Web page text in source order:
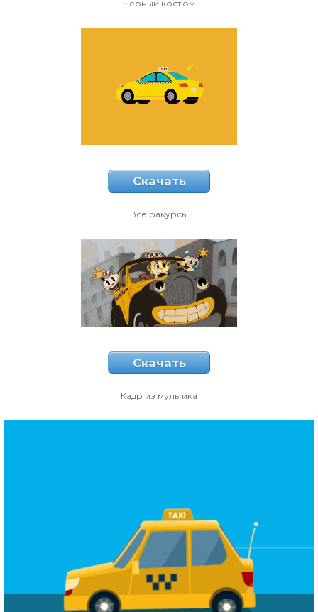
Чёрный костюм
Скачать
Все ракурсы
Скачать
Кадр из мультика